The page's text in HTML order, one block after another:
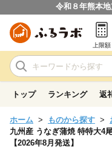
令和８年熊本
上限額
トップ ランキング 返
ホーム ものから探す
九州産 うなぎ蒲焼 特特大4
【2026年8月発送】